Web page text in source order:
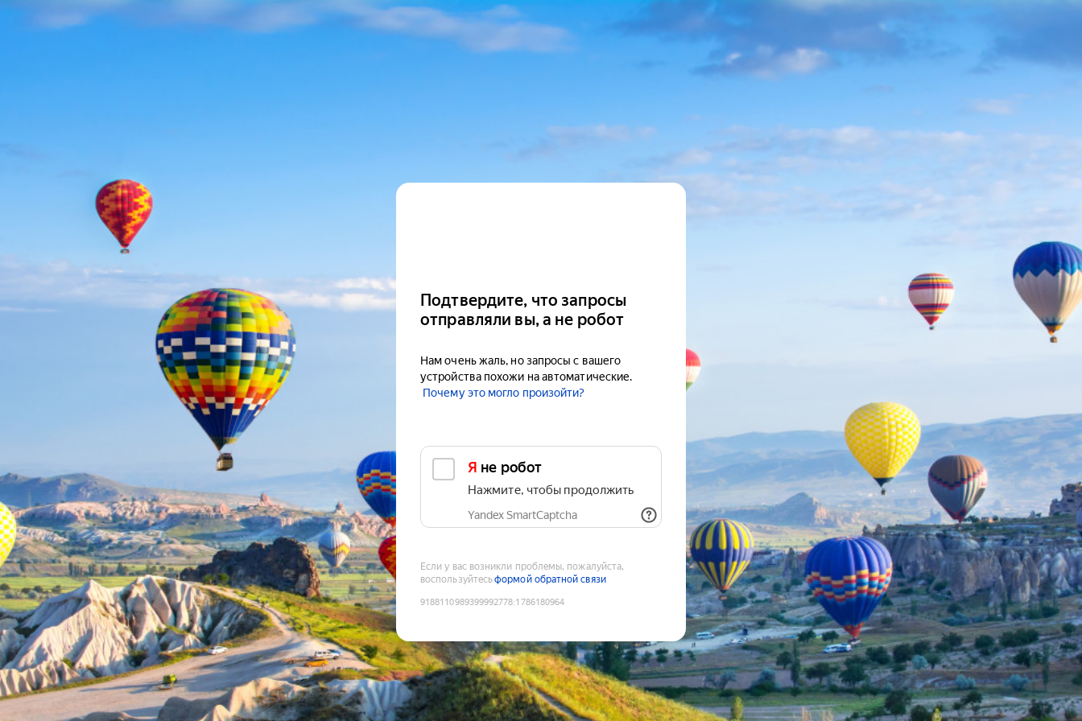
Подтвердите, что запросы
отправляли вы, а не робот
Нам очень жаль, но запросы с вашего
устройства похожи на автоматические.
Почему это могло произойти?
Я не робот
Нажмите, чтобы продолжить
Yandex SmartCaptcha
Если у вас возникли проблемы, пожалуйста,
воспользуйтесьформой обратной связи
9188110989399992778:1786180964